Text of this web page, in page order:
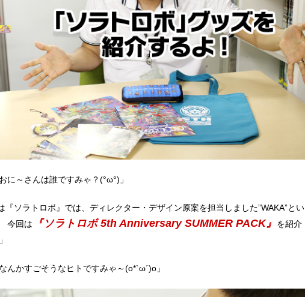
に～さんは誰ですみゃ？(°ω°)」
『ソラトロボ』では、ディレクター・デザイン原案を担当しました”WAKA”とい
今回は
『ソラトロボ 5th Anniversary SUMMER PACK』 を紹介
んかすごそうなヒトですみゃ～(o*`ω´)o」